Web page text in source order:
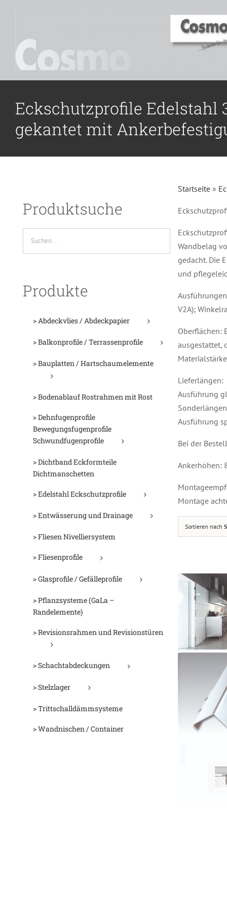
Eckschutzprofile Edelstahl
gekantet mit
Startseite »
Wandbelag
gedacht. Die
und
V2A);
Oberflächen:
ausgestattet,
Lieferlängen:
Ausführung
Ausführung
Bei der
Ankerhöhen:
Montage
Sortieren nach
Produktsuche
Produkte
> Abdeckvlies / Abdeckpapier
> Balkonprofile / Terrassenprofile
> Bauplatten / Hartschaumelemente
> Bodenablauf Rostrahmen mit Rost
> Dehnfugenprofile
Bewegungsfugenprofile
Schwundfugenprofile
> Dichtband Eckformteile
Dichtmanschetten
> Edelstahl Eckschutzprofile
> Entwässerung und Drainage
> Fliesen Nivelliersystem
> Fliesenprofile
> Glasprofile / Gefälleprofile
> Pflanzsysteme (GaLa –
Randelemente)
> Revisionsrahmen und Revisionstüren
> Schachtabdeckungen
> Stelzlager
> Trittschalldämmsysteme
> Wandnischen / Container